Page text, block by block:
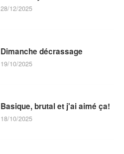
28/12/2025
Dimanche décrassage
19/10/2025
Basique, brutal et j'ai aimé ça!
18/10/2025